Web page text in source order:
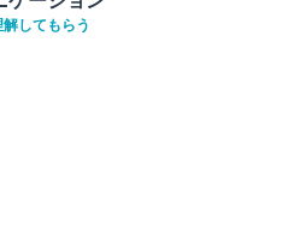
してもらう